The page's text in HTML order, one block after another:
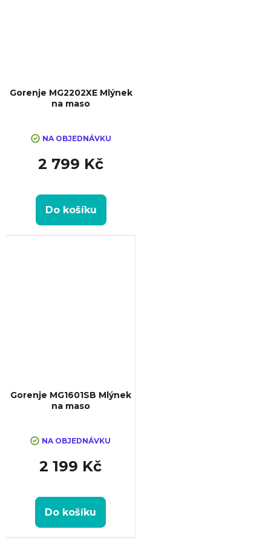
Gorenje MG2202XE Mlýnek
na maso
NA OBJEDNÁVKU
2 799 Kč
Do košíku
Gorenje MG1601SB Mlýnek
na maso
NA OBJEDNÁVKU
2 199 Kč
Do košíku